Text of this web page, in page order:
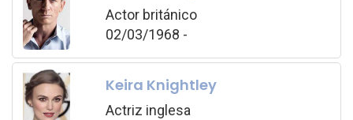
Actor británico
02/03/1968 -
Keira Knightley
Actriz inglesa